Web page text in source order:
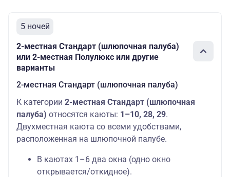
5 ночей
2-местная Стандарт (шлюпочная палуба)
или 2-местная Полулюкс или другие
варианты
2-местная Стандарт (шлюпочная палуба)
К категории 2-местная Стандарт (шлюпочная
палуба) относятся каюты: 1–10, 28, 29.
Двухместная каюта со всеми удобствами,
расположенная на шлюпочной палубе.
В каютах 1–6 два окна (одно окно
открывается/откидное).